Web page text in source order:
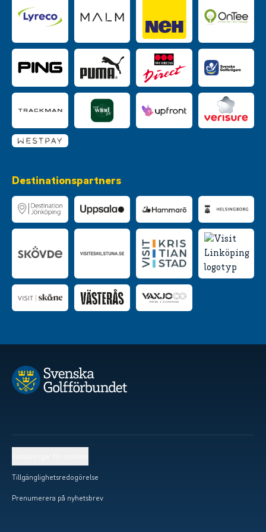
Destinationspartners
Tillgänglighetsredogörelse
Prenumerera på nyhetsbrev